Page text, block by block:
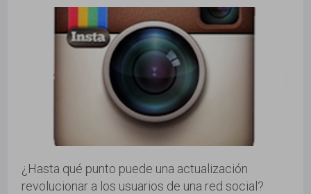
¿Hasta qué punto puede una actualización
revolucionar a los usuarios de una red social?